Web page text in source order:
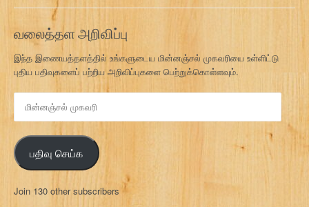
வலைத்தள அறிவிப்பு
இந்த இணையத்தளத்தில் உங்களுடைய மின்னஞ்சல் முகவரியை உள்ளிட்டு
புதிய பதிவுகளைப் பற்றிய அறிவிப்புகளை பெற்றுக்கொள்ளவும்.
ன்
ன
ஞ்
ச
ல்
க
பதிவு செய்க
Join 130 other subscribers